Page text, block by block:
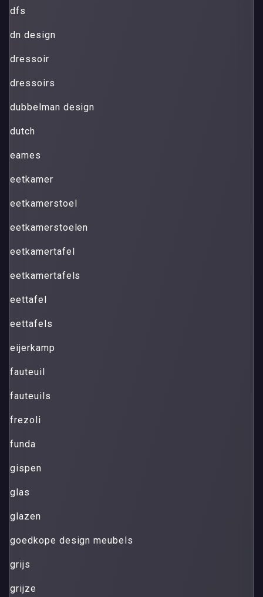
dfs
dn design
dressoir
dressoirs
dubbelman design
dutch
eames
eetkamer
eetkamerstoel
eetkamerstoelen
eetkamertafel
eetkamertafels
eettafel
eettafels
eijerkamp
fauteuil
fauteuils
frezoli
funda
gispen
glas
glazen
goedkope design meubels
grijs
grijze